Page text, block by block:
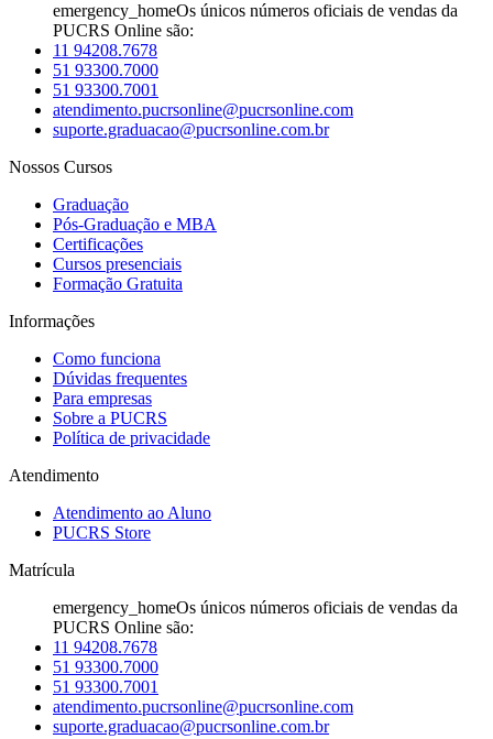
emergency_homeOs únicos números oficiais de vendas da
PUCRS Online são:
11 94208.7678
51 93300.7000
51 93300.7001
atendimento.pucrsonline@pucrsonline.com
suporte.graduacao@pucrsonline.com.br
Nossos Cursos
Graduação
Pós-Graduação e MBA
Certificações
Cursos presenciais
Formação Gratuita
Informações
Como funciona
Dúvidas frequentes
Para empresas
Sobre a PUCRS
Política de privacidade
Atendimento
Atendimento ao Aluno
PUCRS Store
Matrícula
emergency_homeOs únicos números oficiais de vendas da
PUCRS Online são:
11 94208.7678
51 93300.7000
51 93300.7001
atendimento.pucrsonline@pucrsonline.com
suporte.graduacao@pucrsonline.com.br